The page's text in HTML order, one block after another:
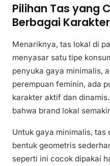
Pilihan Tas yang
Berbagai
Menariknya, tas lokal di
menyasar satu tipe
penyuka gaya minimalis,
perempuan feminin, ada
karakter aktif dan
bahwa brand lokal
Untuk gaya minimalis, tas
bentuk geometris
seperti ini cocok dipakai